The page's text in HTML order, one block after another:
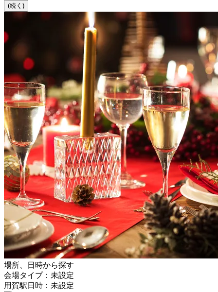
(続く)
場所、日時から探す
会場タイプ：未設定
用賀駅日時：未設定